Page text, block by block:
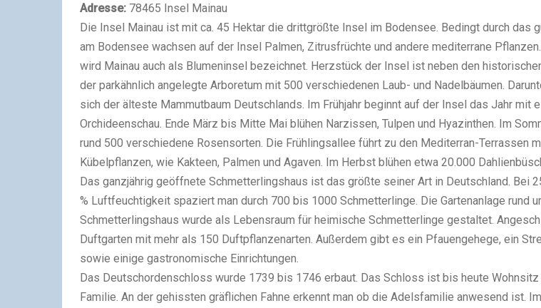
Adresse: 78465 Insel Mainau
Die Insel Mainau ist mit ca. 45 Hektar die drittgrößte Insel im Bodensee. Bedingt durch das
am Bodensee wachsen auf der Insel Palmen, Zitrusfrüchte und andere mediterrane
wird Mainau auch als Blumeninsel bezeichnet. Herzstück der Insel ist neben den
der parkähnlich angelegte Arboretum mit 500 verschiedenen Laub- und Nadelbäumen.
sich der älteste Mammutbaum Deutschlands. Im Frühjahr beginnt auf der Insel das Jahr mit
Orchideenschau. Ende März bis Mitte Mai blühen Narzissen, Tulpen und Hyazinthen. Im
rund 500 verschiedene Rosensorten. Die Frühlingsallee führt zu den Mediterran-Terrassen
Kübelpflanzen, wie Kakteen, Palmen und Agaven. Im Herbst blühen etwa 20.000
Das ganzjährig geöffnete Schmetterlingshaus ist das größte seiner Art in Deutschland. Bei
% Luftfeuchtigkeit spaziert man durch 700 bis 1000 Schmetterlinge. Die Gartenanlage rund
Schmetterlingshaus wurde als Lebensraum für heimische Schmetterlinge gestaltet.
Duftgarten mit mehr als 150 Duftpflanzenarten. Außerdem gibt es ein Pfauengehege, ein
sowie einige gastronomische Einrichtungen.
Das Deutschordenschloss wurde 1739 bis 1746 erbaut. Das Schloss ist bis heute Wohnsitz
Familie. An der gehissten gräflichen Fahne erkennt man ob die Adelsfamilie anwesend ist.